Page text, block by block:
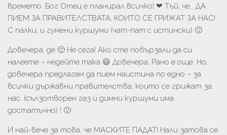
времето. Бог Отец е планирал всичко! ❤ Тъй, че… ДА
ПИЕМ ЗА ПРАВИТЕЛСТВАТА, КОИТО СЕ ГРИЖАТ ЗА НАС!
С палки, и гумени куршуми (чат-пат с истински) 🙁
Довечера, де 🙂 Не сега! Ако сте побързали да си
налеете – недейте така 😃 Довечера. Рано е още. Но,
довечера предлагам да пием наистина по едно – за
всички държавни правителства, които се грижат за
нас. (сълзотворен газ и димни куршуми има
достатъчно) ! 🙁
И най-вече за това, че МАСКИТЕ ПАДАТ! Нали затова се